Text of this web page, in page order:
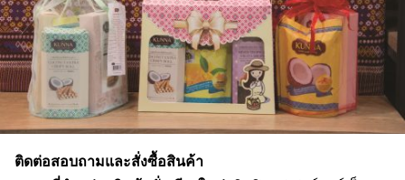
ติดต่อสอบถามและสั่งซื้อสินค้า